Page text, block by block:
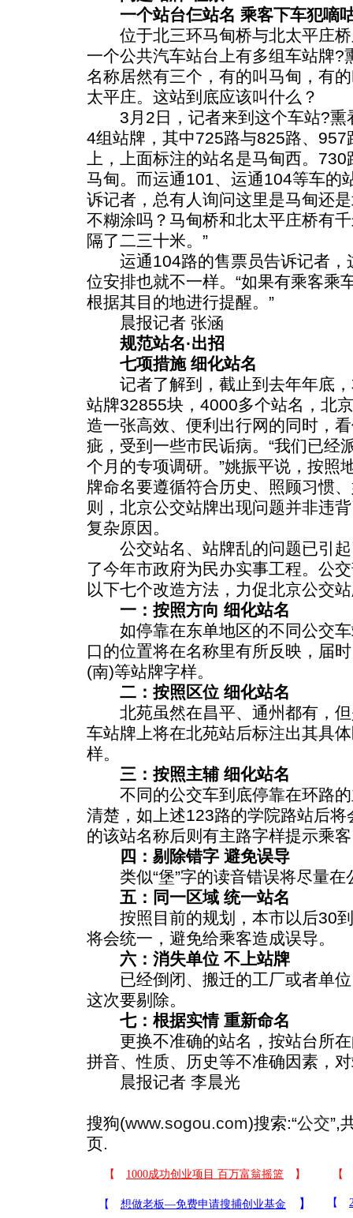
一个站台仨站名 乘客下车犯嘀
位于北三环马甸桥与北太平庄桥
一个公共汽车站台上有多组车站牌?
名称居然有三个，有的叫马甸，有
太平庄。这站到底应该叫什么？
3月2日，记者来到这个车站?熏
4组站牌，其中725路与825路、
上，上面标注的站名是马甸西。
马甸。而运通101、运通104等车的
诉记者，总有人询问这里是马甸还
不糊涂吗？马甸桥和北太平庄桥有
隔了二三十米。”
运通104路的售票员告诉记者，
位安排也就不一样。“如果有乘客乘
根据其目的地进行提醒。”
晨报记者 张涵
规范站名·出招
七项措施 细化站名
记者了解到，截止到去年年底，
站牌32855块，4000多个站名，北
造一张高效、便利出行网的同时，
疵，受到一些市民诟病。“我们已经
个月的专项调研。”姚振平说，按照
牌命名要遵循符合历史、照顾习惯
则，北京公交站牌出现问题并非违
复杂原因。
公交站名、站牌乱的问题已引起
了今年市政府为民办实事工程。公
以下七个改造方法，力促北京公交
一：按照方向 细化站名
如停靠在东单地区的不同公交车
口的位置将在名称里有所反映，届
(南)等站牌字样。
二：按照区位 细化站名
北苑虽然在昌平、通州都有，但
车站牌上将在北苑站后标注出其具
样。
三：按照主辅 细化站名
不同的公交车到底停靠在环路的
清楚，如上述123路的学院路站后
的该站名称后则有主路字样提示乘
四：剔除错字 避免误导
类似“堡”字的读音错误将尽量在
五：同一区域 统一站名
按照目前的规划，本市以后30到
将会统一，避免给乘客造成误导。
六：消失单位 不上站牌
已经倒闭、搬迁的工厂或者单位
这次要剔除。
七：根据实情 重新命名
更换不准确的站名，按站台所在
拼音、性质、历史等不准确因素，
晨报记者 李晨光
搜狗(www.sogou.com)搜索:“公交”,
页.